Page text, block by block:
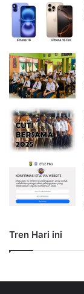
Tren Hari ini